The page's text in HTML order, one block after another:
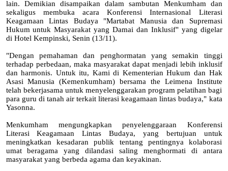
lain. Demikian disampaikan dalam sambutan Menkumham dan
sekaligus membuka acara Konferensi Internasional Literasi
Keagamaan Lintas Budaya "Martabat Manusia dan Supremasi
Hukum untuk Masyarakat yang Damai dan Inklusif" yang digelar
di Hotel Kempinski, Senin (13/11).
"Dengan pemahaman dan penghormatan yang semakin tinggi
terhadap perbedaan, maka masyarakat dapat menjadi lebih inklusif
dan harmonis. Untuk itu, Kami di Kementerian Hukum dan Hak
Asasi Manusia (Kemenkumham) bersama the Leimena Institute
telah bekerjasama untuk menyelenggarakan program pelatihan bagi
para guru di tanah air terkait literasi keagamaan lintas budaya," kata
Yasonna.
Menkumham mengungkapkan penyelenggaraan Konferensi
Literasi Keagamaan Lintas Budaya, yang bertujuan untuk
meningkatkan kesadaran publik tentang pentingnya kolaborasi
umat beragama yang dilandasi saling menghormati di antara
masyarakat yang berbeda agama dan keyakinan.